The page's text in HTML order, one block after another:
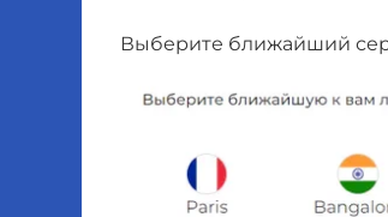
Выберите ближайший